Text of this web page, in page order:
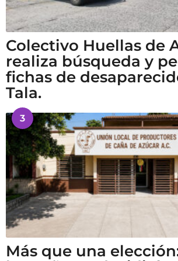
Colectivo Huellas de
realiza búsqueda y
fichas de
Tala.
3
Más que una